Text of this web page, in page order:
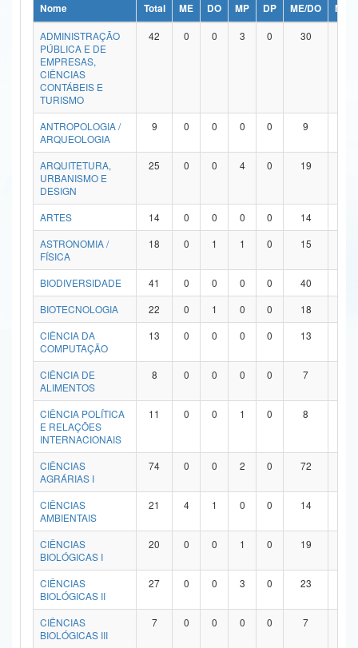
Ministério da Ciência, Tecnologia, Inovações e Comunicações
Ministério do Meio Ambiente
Ministério do Turismo
Ministério do Desenvolvimento Regional
Controladoria-Geral da União
Ministério da Mulher, da Família e dos Direitos Humanos
Secretaria de Governo
Advocacia-Geral da União
Banco Central do Brasil
Nome Total ME DO MP DP ME/DO
MP/
ADMINISTRAÇÃO
PÚBLICA E DE
EMPRESAS,
CIÊNCIAS
CONTÁBEIS E
TURISMO
42 0 0 3 0 30
ANTROPOLOGIA /
ARQUEOLOGIA
9 0 0 0 0 9
ARQUITETURA,
URBANISMO E
DESIGN
25 0 0 4 0 19
ARTES 14 0 0 0 0 14
ASTRONOMIA /
FÍSICA
18 0 1 1 0 15
BIODIVERSIDADE 41 0 0 0 0 40
BIOTECNOLOGIA
22 0 1 0 0 18
CIÊNCIA DA
COMPUTAÇÃO
13 0 0 0 0 13
CIÊNCIA DE
ALIMENTOS
8 0 0 0 0 7
CIÊNCIA POLÍTICA
E RELAÇÕES
INTERNACIONAIS
11 0 0 1 0 8
CIÊNCIAS
AGRÁRIAS I
74 0 0 2 0 72
CIÊNCIAS
AMBIENTAIS
21 4 1 0 0 14
CIÊNCIAS
BIOLÓGICAS I
20 0 0 1 0 19
CIÊNCIAS
BIOLÓGICAS II
27 0 0 3 0 23
CIÊNCIAS
BIOLÓGICAS III
7 0 0 0 0 7